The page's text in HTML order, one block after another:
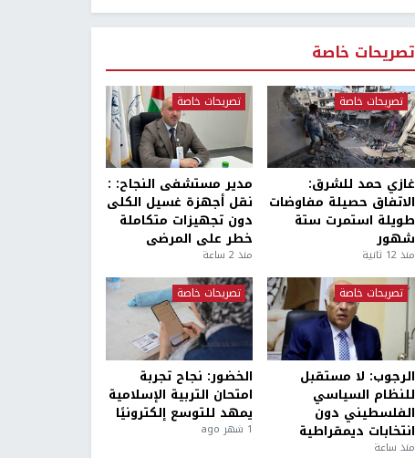
تصريحات خاصة
تصريحات خاصة
غازي حمد للشرق:
الاتفاق حصيلة مفاوضات
طويلة استمرت ستة
شهور
منذ 12 ثانية
تصريحات خاصة
مدير مستشفى النجاح: :
نقل أجهزة غسيل الكلى
دون تجهيزات متكاملة
خطر على المرضى
منذ 2 ساعة
تصريحات خاصة
الرجوب: لا مستقبل
للنظام السياسي
الفلسطيني دون
انتخابات ديمقراطية
منذ ساعة
تصريحات خاصة
الخضور: نجاح تجربة
امتحان التربية الإسلامية
يمهد للتوسع إلكترونيًا
1 شهر ago